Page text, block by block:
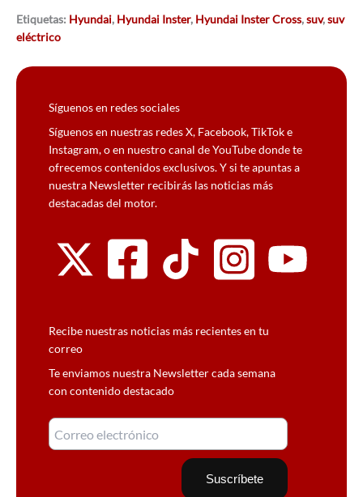
Etiquetas: Hyundai, Hyundai Inster, Hyundai Inster Cross,suv,suv
eléctrico
Síguenos en redes sociales
Síguenos en nuestras redes X, Facebook, TikTok e
Instagram, o en nuestro canal de YouTube donde te
ofrecemos contenidos exclusivos. Y si te apuntas a
nuestra Newsletter recibirás las noticias más
destacadas del motor.
Recibe nuestras noticias más recientes en tu
correo
Te enviamos nuestra Newsletter cada semana
con contenido destacado